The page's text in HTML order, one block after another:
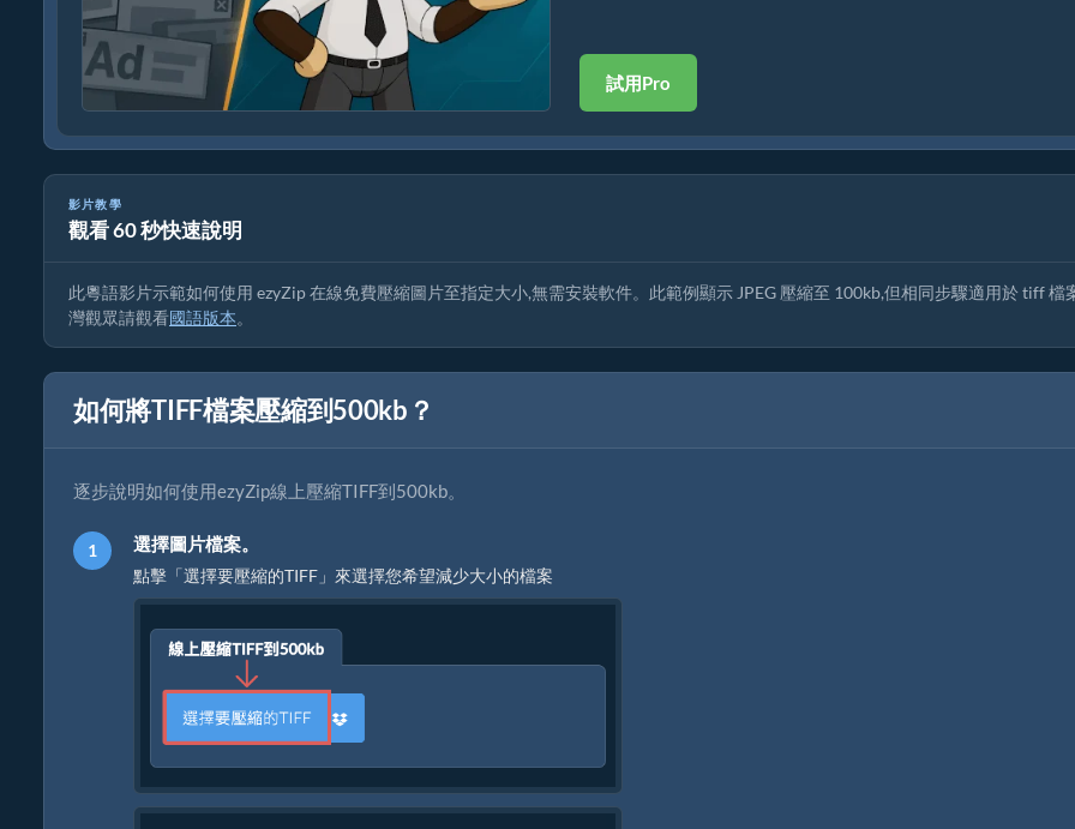
試用Pro
影片教學
觀看 60 秒快速說明
如何壓縮 tiff 圖片至指定大小
此粵語影片示範如何使用 ezyZip 在線免費壓縮圖片至指定大小,無需安裝軟件。此範例顯示 JPEG 壓縮至 100kb,但相同步驟適用於 tiff 檔
灣觀眾請觀看國語版本。
如何將TIFF檔案壓縮到500kb？
逐步說明如何使用ezyZip線上壓縮TIFF到500kb。
選擇圖片檔案。
點擊「選擇要壓縮的TIFF」來選擇您希望減少大小的檔案